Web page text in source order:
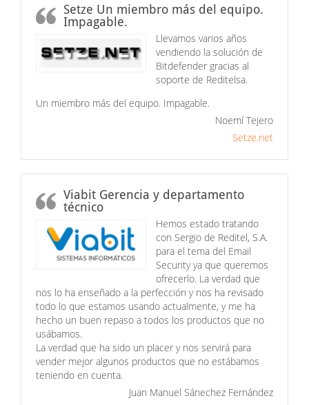
Setze Un miembro más del equipo.
Impagable.
Llevamos varios años
vendiendo la solución de
Bitdefender gracias al
soporte de Reditelsa.
Un miembro más del equipo. Impagable.
Noemí Tejero
Setze.net
Viabit Gerencia y departamento
técnico
Hemos estado tratando
con Sergio de Reditel, S.A.
para el tema del Email
Security ya que queremos
ofrecerlo. La verdad que
nos lo ha enseñado a la perfección y nos ha revisado
todo lo que estamos usando actualmente, y me ha
hecho un buen repaso a todos los productos que no
usábamos.
La verdad que ha sido un placer y nos servirá para
vender mejor algunos productos que no estábamos
teniendo en cuenta.
Juan Manuel Sánechez Fernández